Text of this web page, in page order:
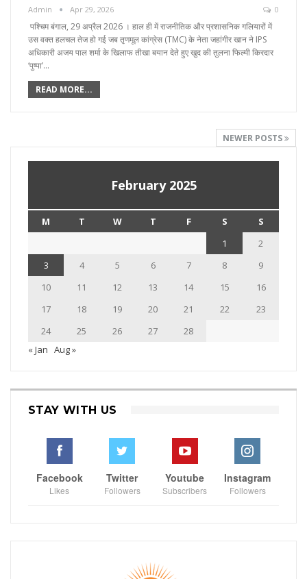
Admin Apr 29, 2026 0
पश्चिम बंगाल, 29 अप्रैल 2026 । हाल ही में राजनीतिक और प्रशासनिक गलियारों में
उस वक्त हलचल तेज हो गई जब तृणमूल कांग्रेस (TMC) के नेता जहांगीर खान ने IPS
अधिकारी अजय पाल शर्मा के खिलाफ तीखा बयान देते हुए खुद की तुलना फिल्मी किरदार
‘पुष्पा’…
READ MORE...
NEWER POSTS
February 2025
M T W T F S
S
1
2
3
4 5 6 7 8
9
10
11 12 13 14 15
16
17
18 19 20 21 22
23
24
25 26 27
28
« Jan Aug »
STAY WITH US
Facebook
Likes
Twitter
Followers
Youtube
Subscribers
Instagram
Followers